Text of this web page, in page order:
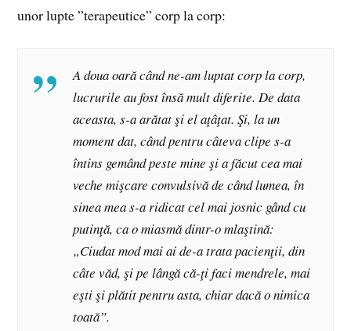
unor lupte ”terapeutice” corp la corp:
A doua oară când ne-am luptat corp la corp,
lucrurile au fost însă mult diferite. De data
aceasta, s-a arătat şi el aţâţat. Şi, la un
moment dat, când pentru câteva clipe s-a
întins gemând peste mine şi a făcut cea mai
veche mişcare convulsivă de când lumea, în
sinea mea s-a ridicat cel mai josnic gând cu
putinţă, ca o miasmă dintr-o mlaştină:
„Ciudat mod mai ai de-a trata pacienţii, din
câte văd, şi pe lângă că-ţi faci mendrele, mai
eşti şi plătit pentru asta, chiar dacă o nimica
toată”.